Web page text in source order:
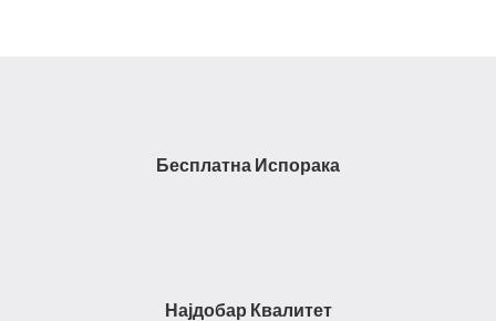
Бесплатна Испорака
Најдобар Квалитет